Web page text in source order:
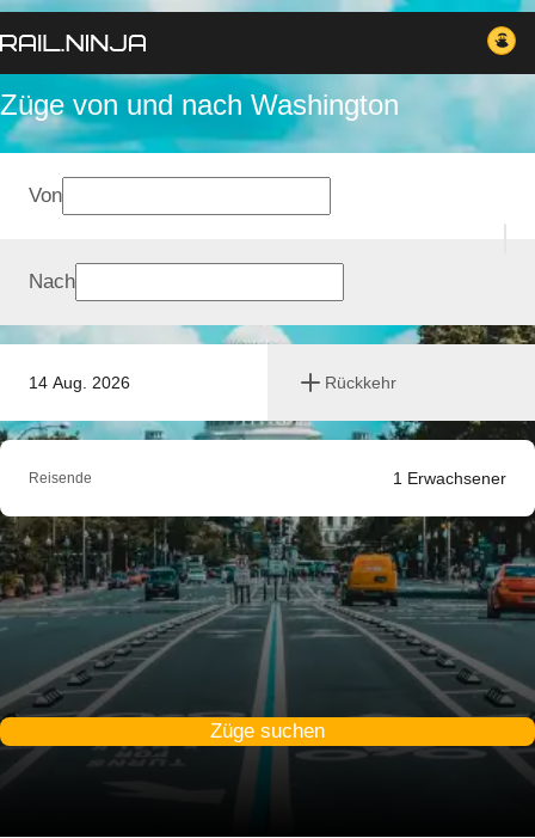
Züge von und nach Washington
14 Aug. 2026 Rückkehr
Von
Nach
Reisende 1 Erwachsener
Züge suchen